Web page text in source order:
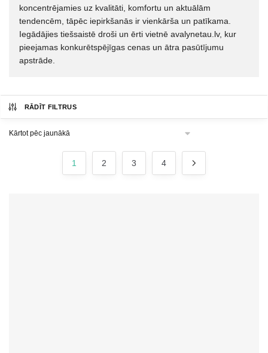
koncentrējamies uz kvalitāti, komfortu un aktuālām
tendencēm, tāpēc iepirkšanās ir vienkārša un patīkama.
Iegādājies tiešsaistē droši un ērti vietnē avalynetau.lv, kur
pieejamas konkurētspējīgas cenas un ātra pasūtījumu
apstrāde.
RĀDĪT FILTRUS
1 2 3 4